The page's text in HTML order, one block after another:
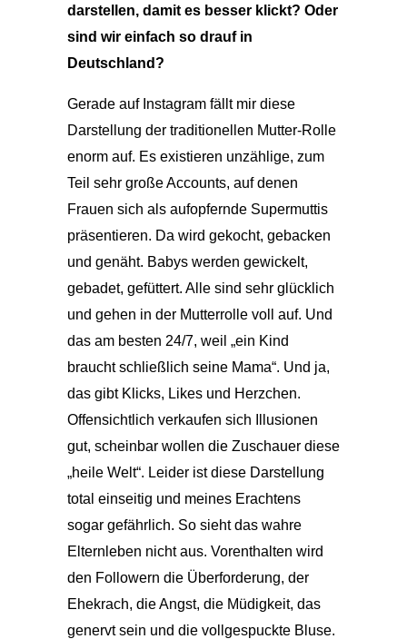
darstellen, damit es besser klickt? Oder
sind wir einfach so drauf in
Deutschland?
Gerade auf Instagram fällt mir diese
Darstellung der traditionellen Mutter-Rolle
enorm auf. Es existieren unzählige, zum
Teil sehr große Accounts, auf denen
Frauen sich als aufopfernde Supermuttis
präsentieren. Da wird gekocht, gebacken
und genäht. Babys werden gewickelt,
gebadet, gefüttert. Alle sind sehr glücklich
und gehen in der Mutterrolle voll auf. Und
das am besten 24/7, weil „ein Kind
braucht schließlich seine Mama“. Und ja,
das gibt Klicks, Likes und Herzchen.
Offensichtlich verkaufen sich Illusionen
gut, scheinbar wollen die Zuschauer diese
„heile Welt“. Leider ist diese Darstellung
total einseitig und meines Erachtens
sogar gefährlich. So sieht das wahre
Elternleben nicht aus. Vorenthalten wird
den Followern die Überforderung, der
Ehekrach, die Angst, die Müdigkeit, das
genervt sein und die vollgespuckte Bluse.